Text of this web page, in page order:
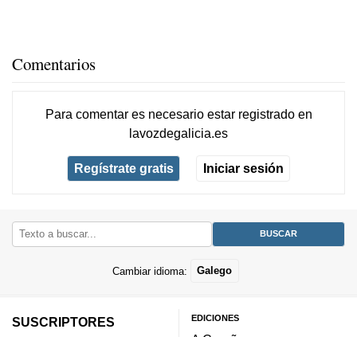
Comentarios
Para comentar es necesario estar registradoen
lavozdegalicia.es
Regístrate gratis Iniciar sesión
Cambiar idioma: Galego
SUSCRIPTORES EDICIONES